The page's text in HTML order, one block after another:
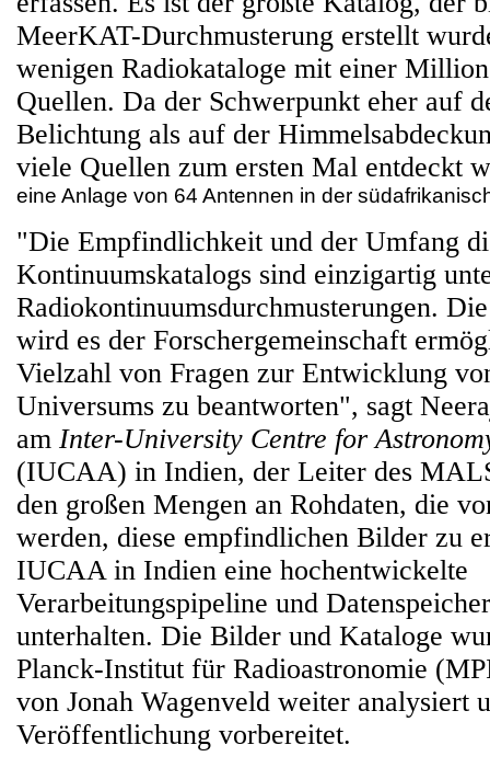
MeerKAT-Durchmusterung erstellt
wenigen Radiokataloge mit einer
Quellen. Da der Schwerpunkt eher auf
Belichtung als auf der
viele Quellen zum ersten Mal entdeckt
eine Anlage von 64 Antennen in der
"Die Empfindlichkeit und der Umfang
Kontinuumskatalogs sind einzigartig
Radiokontinuumsdurchmusterungen.
wird es der Forschergemeinschaft
Vielzahl von Fragen zur Entwicklung
Universums zu beantworten", sagt
am Inter-University Centre for
(IUCAA) in Indien, der Leiter des
den großen Mengen an Rohdaten, die
werden, diese empfindlichen Bilder zu
IUCAA in Indien eine hochentwickelte
Verarbeitungspipeline und
unterhalten. Die Bilder und Kataloge
Planck-Institut für Radioastronomie
von Jonah Wagenveld weiter analysiert
Veröffentlichung vorbereitet.